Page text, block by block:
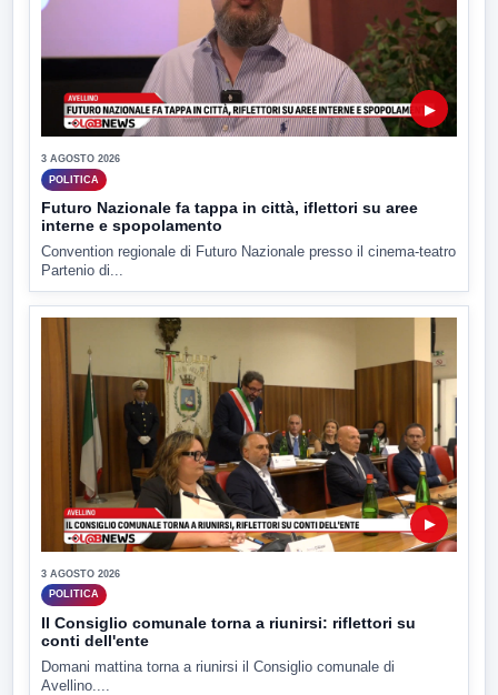
▶
3 AGOSTO 2026
POLITICA
Futuro Nazionale fa tappa in città, iflettori su aree
interne e spopolamento
Convention regionale di Futuro Nazionale presso il cinema-teatro
Partenio di...
▶
3 AGOSTO 2026
POLITICA
Il Consiglio comunale torna a riunirsi: riflettori su
conti dell'ente
Domani mattina torna a riunirsi il Consiglio comunale di
Avellino....